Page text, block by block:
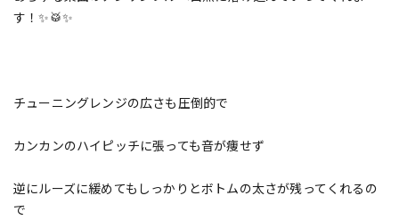
す！✨🥁✨
チューニングレンジの広さも圧倒的で
カンカンのハイピッチに張っても音が痩せず
逆にルーズに緩めてもしっかりとボトムの太さが残ってくれるの
で